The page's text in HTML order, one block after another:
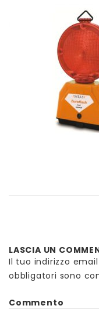
LASCIA UN
Il tuo indirizzo
obbligatori sono
Commento